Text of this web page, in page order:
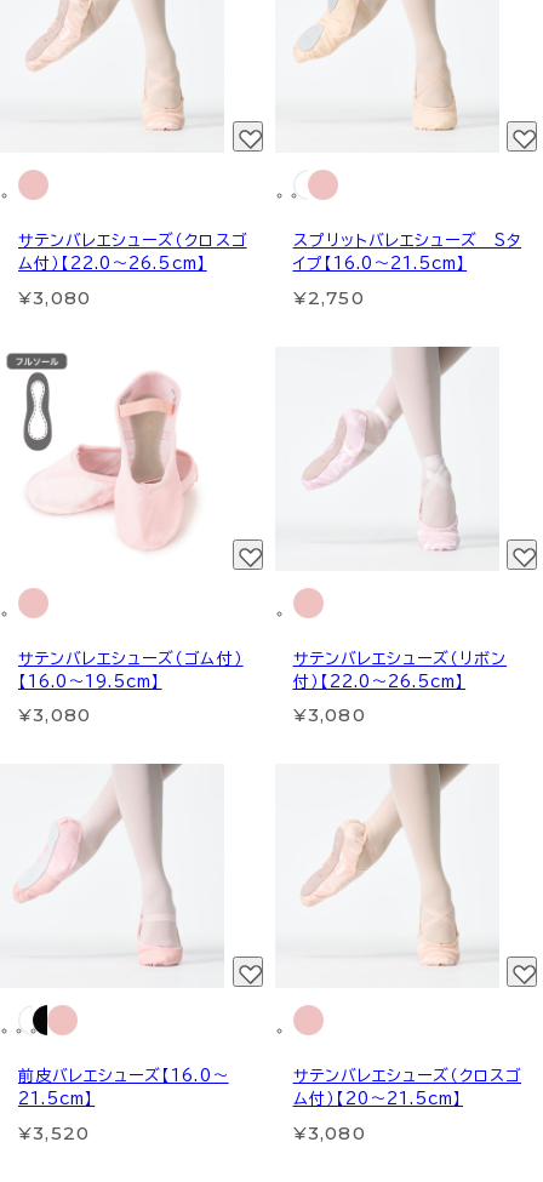
サテンバレエシューズ（クロスゴ
ム付）【22.0～26.5cm】
¥3,080
スプリットバレエシューズ Sタ
イプ【16.0～21.5cm】
¥2,750
サテンバレエシューズ（ゴム付）
【16.0～19.5cm】
¥3,080
サテンバレエシューズ（リボン
付）【22.0～26.5cm】
¥3,080
前皮バレエシューズ【16.0～
21.5cm】
¥3,520
サテンバレエシューズ（クロスゴ
ム付）【20～21.5cm】
¥3,080